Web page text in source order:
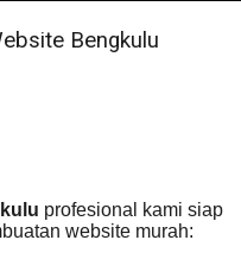
Bengkulu
profesional kami siap
website murah: